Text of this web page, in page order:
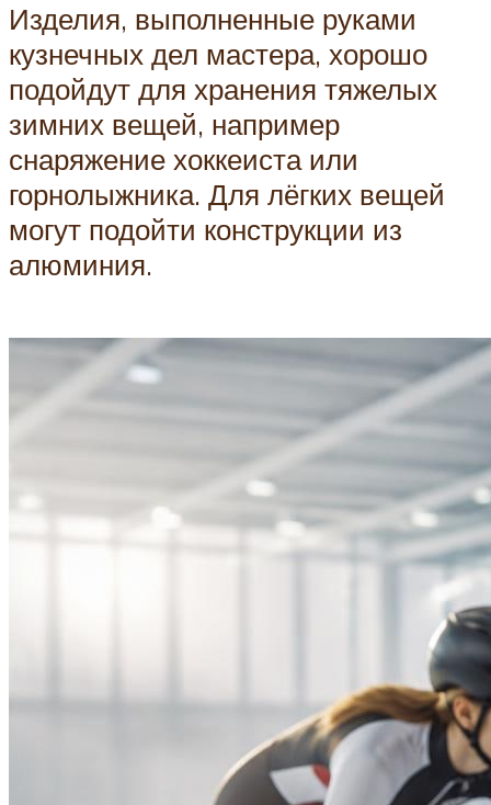
Изделия, выполненные руками
кузнечных дел мастера, хорошо
подойдут для хранения тяжелых
зимних вещей, например
снаряжение хоккеиста или
горнолыжника. Для лёгких вещей
могут подойти конструкции из
алюминия.